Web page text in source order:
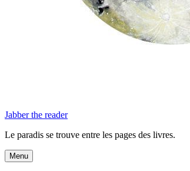
Jabber the reader
Le paradis se trouve entre les pages des livres.
Menu